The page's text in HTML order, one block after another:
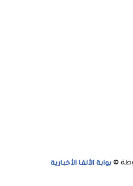
© بوابة الألفا الأخبارية